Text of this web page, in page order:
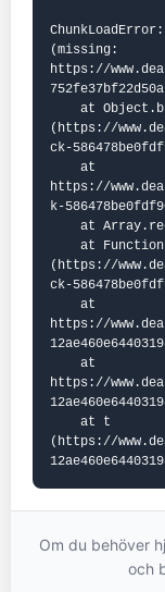
(missing:
https://
(https://
ck-
https://
k-
(https://
ck-
https://
https://
(https://
Om du behöver
och